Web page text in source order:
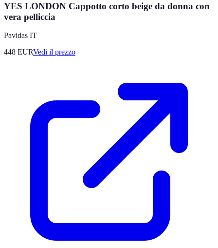
YES LONDON Cappotto corto beige da donna con
vera pelliccia
Pavidas IT
448 EURVedi il prezzo